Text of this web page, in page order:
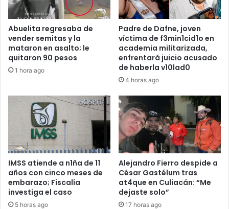
Abuelita regresaba de
vender semitas y la
mataron en asalto; le
quitaron 90 pesos
1 hora ago
Padre de Dafne, joven
víctima de f3min1cid1o en
academia militarizada,
enfrentará juicio acusado
de haberla v10lad0
4 horas ago
IMSS atiende a n1ña de 11
años con cinco meses de
embarazo; Fiscalía
investiga el caso
5 horas ago
Alejandro Fierro despide a
César Gastélum tras
at4que en Culiacán: “Me
dejaste solo”
17 horas ago